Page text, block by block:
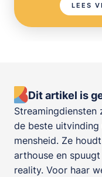
LEES
Dit artikel is
de beste
mensheid. Ze
arthouse en
reality. Voor haar